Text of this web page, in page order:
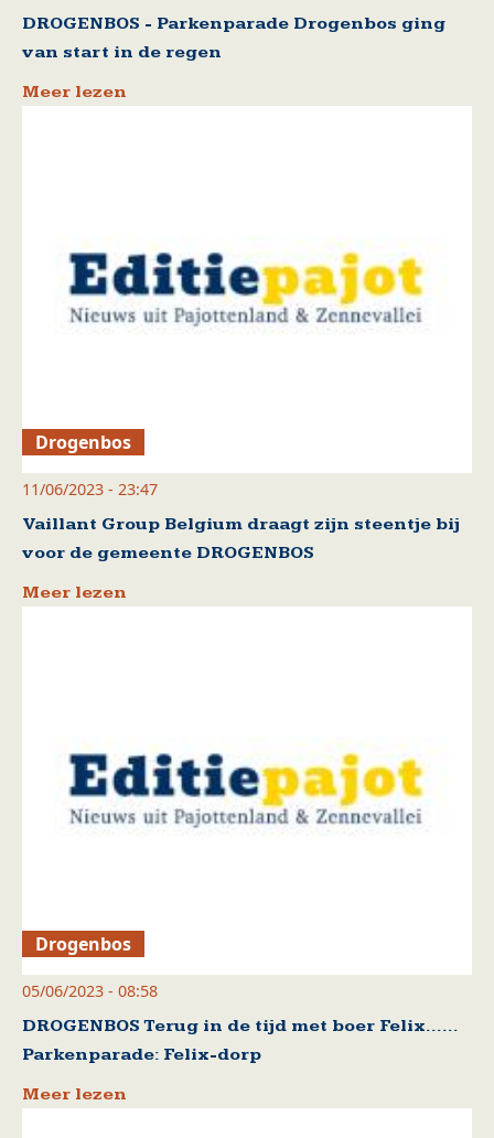
DROGENBOS - Parkenparade Drogenbos ging
van start in de regen
Meer lezen
Drogenbos
11/06/2023 - 23:47
Vaillant Group Belgium draagt zijn steentje bij
voor de gemeente DROGENBOS
Meer lezen
Drogenbos
05/06/2023 - 08:58
DROGENBOS Terug in de tijd met boer Felix……
Parkenparade: Felix-dorp
Meer lezen